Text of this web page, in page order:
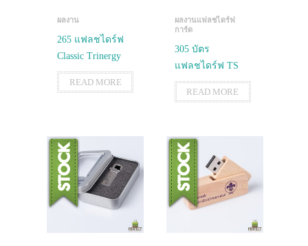
ผลงาน
265 แฟลชไดร์ฟ
Classic Trinergy
READ MORE
ผลงานแฟลชไดร์ฟ
การ์ด
305 บัตร
แฟลชไดร์ฟ TS
READ MORE